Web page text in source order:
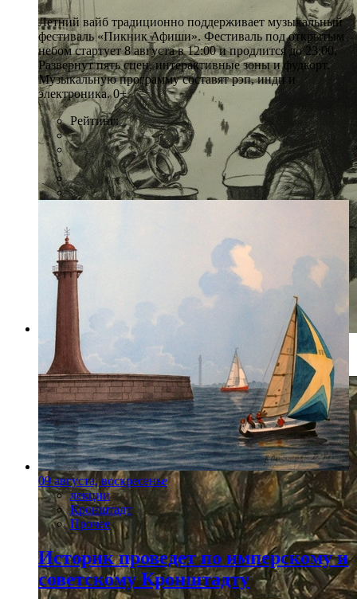
Фото: Пресс-служба Союз Художников
Летний вайб традиционно поддерживает музыкальный
фестиваль «Пикник Афиши». Фестиваль под открытым
небом стартует 8 августа в 12:00 и продлится до 23:00.
Развернут пять сцен, интерактивные зоны и фудкорт.
Музыкальную программу составят рэп, инди и
электроника. 0+
Рейтинг:
09 августа, воскресенье
лекции
Кронштадт
Прочее
Историк проведет по имперскому и
советскому Кронштадту